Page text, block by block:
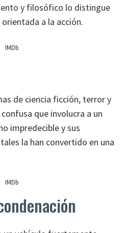
y filosófico lo distingue
a la acción.
IMDb
de ciencia ficción, terror y
que involucra a un
impredecible y sus
la han convertido en una
IMDb